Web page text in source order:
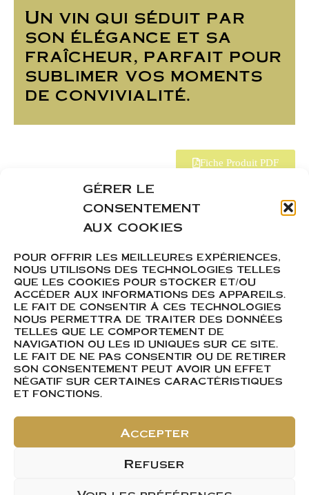
GÉRER LE
CONSENTEMENT
AUX COOKIES
POUR OFFRIR LES MEILLEURES EXPÉRIENCES,
NOUS UTILISONS DES TECHNOLOGIES TELLES
QUE LES COOKIES POUR STOCKER ET/OU
ACCÉDER AUX INFORMATIONS DES APPAREILS.
LE FAIT DE CONSENTIR À CES TECHNOLOGIES
NOUS PERMETTRA DE TRAITER DES DONNÉES
TELLES QUE LE COMPORTEMENT DE
NAVIGATION OU LES ID UNIQUES SUR CE SITE.
LE FAIT DE NE PAS CONSENTIR OU DE RETIRER
SON CONSENTEMENT PEUT AVOIR UN EFFET
NÉGATIF SUR CERTAINES CARACTÉRISTIQUES
ET FONCTIONS.
Accepter
Refuser
Un vin qui séduit par
son élégance et sa
fraîcheur, parfait pour
sublimer vos moments
de convivialité.
Fiche Produit PDF
ACHETER
Ajouter 1
Ajouter 1 carton de 6
Contenance
Millésime
Ajouter au panier